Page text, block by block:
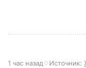
1 час назад Источник: